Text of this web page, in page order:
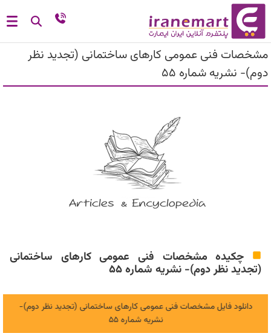
مشخصات فنی عمومی کارهای ساختمانی (تجدید نظر
دوم)- نشریه شماره 55
چکیده مشخصات فنی عمومی کارهای ساختمانی
(تجدید نظر دوم)- نشریه شماره 55
دانلود فایل مشخصات فنی عمومی کارهای ساختمانی (تجدید نظر دوم)-
نشریه شماره 55